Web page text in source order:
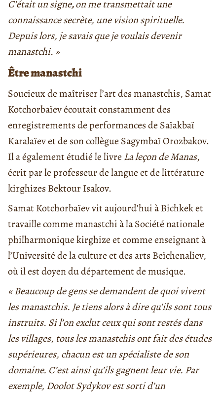
C’était un signe,on me transmettait une
connaissance secrète, une vision spirituelle.
Depuis lors, je savais que je voulais devenir
manastchi. »
Être manastchi
Soucieux de maîtriser l’art des manastchis, Samat
Kotchorbaïev écoutait constamment des
enregistrements de performances de Saïakbaï
Karalaïev et de son collègue Sagymbaï Orozbakov.
Il a également étudié le livre La leçon de Manas,
écrit par le professeur de langue et de littérature
kirghizes Bektour Isakov.
Samat Kotchorbaïev vit aujourd’hui à Bichkek et
travaille comme manastchi à la Société nationale
philharmonique kirghize et comme enseignant à
l’Université de la culture et des arts Beïchenaliev,
où il est doyen du département de musique.
« Beaucoup de gens se demandent de quoi vivent
les manastchis. Je tiens alors à dire qu’ils sont tous
instruits. Si l’on exclut ceux qui sont restés dans
les villages, tous les manastchis ont fait des études
supérieures, chacun est un spécialiste de son
domaine. C’est ainsi qu’ils gagnent leur vie. Par
exemple, Doolot Sydykov est sorti d’un